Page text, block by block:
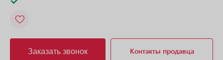
Заказать звонок Контакты продавца